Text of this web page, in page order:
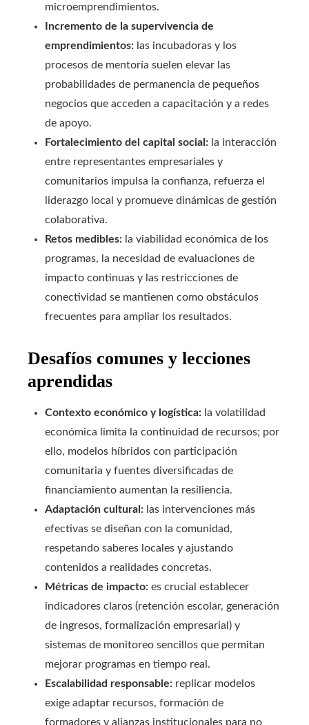
microemprendimientos.
Incremento de la supervivencia de
emprendimientos: las incubadoras y los
procesos de mentoría suelen elevar las
probabilidades de permanencia de pequeños
negocios que acceden a capacitación y a redes
de apoyo.
Fortalecimiento del capital social: la interacción
entre representantes empresariales y
comunitarios impulsa la confianza, refuerza el
liderazgo local y promueve dinámicas de gestión
colaborativa.
Retos medibles: la viabilidad económica de los
programas, la necesidad de evaluaciones de
impacto continuas y las restricciones de
conectividad se mantienen como obstáculos
frecuentes para ampliar los resultados.
Desafíos comunes y lecciones
aprendidas
Contexto económico y logística: la volatilidad
económica limita la continuidad de recursos; por
ello, modelos híbridos con participación
comunitaria y fuentes diversificadas de
financiamiento aumentan la resiliencia.
Adaptación cultural: las intervenciones más
efectivas se diseñan con la comunidad,
respetando saberes locales y ajustando
contenidos a realidades concretas.
Métricas de impacto: es crucial establecer
indicadores claros (retención escolar, generación
de ingresos, formalización empresarial) y
sistemas de monitoreo sencillos que permitan
mejorar programas en tiempo real.
Escalabilidad responsable: replicar modelos
exige adaptar recursos, formación de
formadores y alianzas institucionales para no